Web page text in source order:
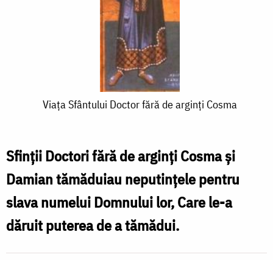
Viața
fără
de
arginți
Cosma
Viața Sfântului Doctor fără de arginți Cosma
Sfinții Doctori fără de arginți Cosma și
Damian tămăduiau neputințele pentru
slava numelui Domnului lor, Care le-a
dăruit puterea de a tămădui.